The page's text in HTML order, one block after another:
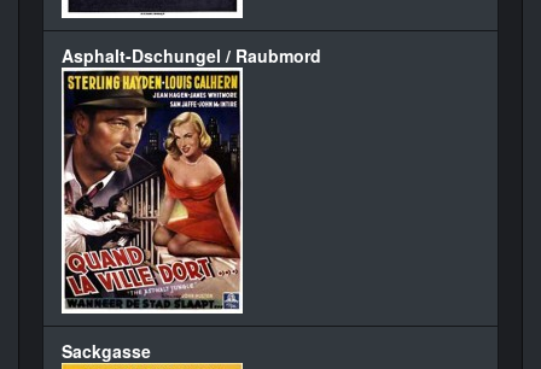
Asphalt-Dschungel / Raubmord
Sackgasse